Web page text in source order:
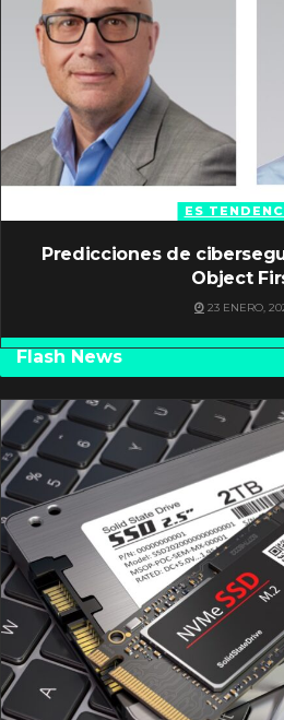
ES
Predicciones de
Object
23 ENERO,
Flash News